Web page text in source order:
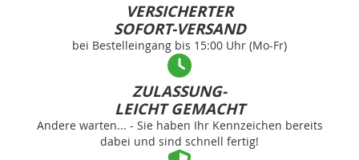
VERSICHERTER
SOFORT-VERSAND
bei Bestelleingang bis 15:00 Uhr (Mo-Fr)
ZULASSUNG-
LEICHT GEMACHT
Andere warten... - Sie haben Ihr Kennzeichen bereits
dabei und sind schnell fertig!